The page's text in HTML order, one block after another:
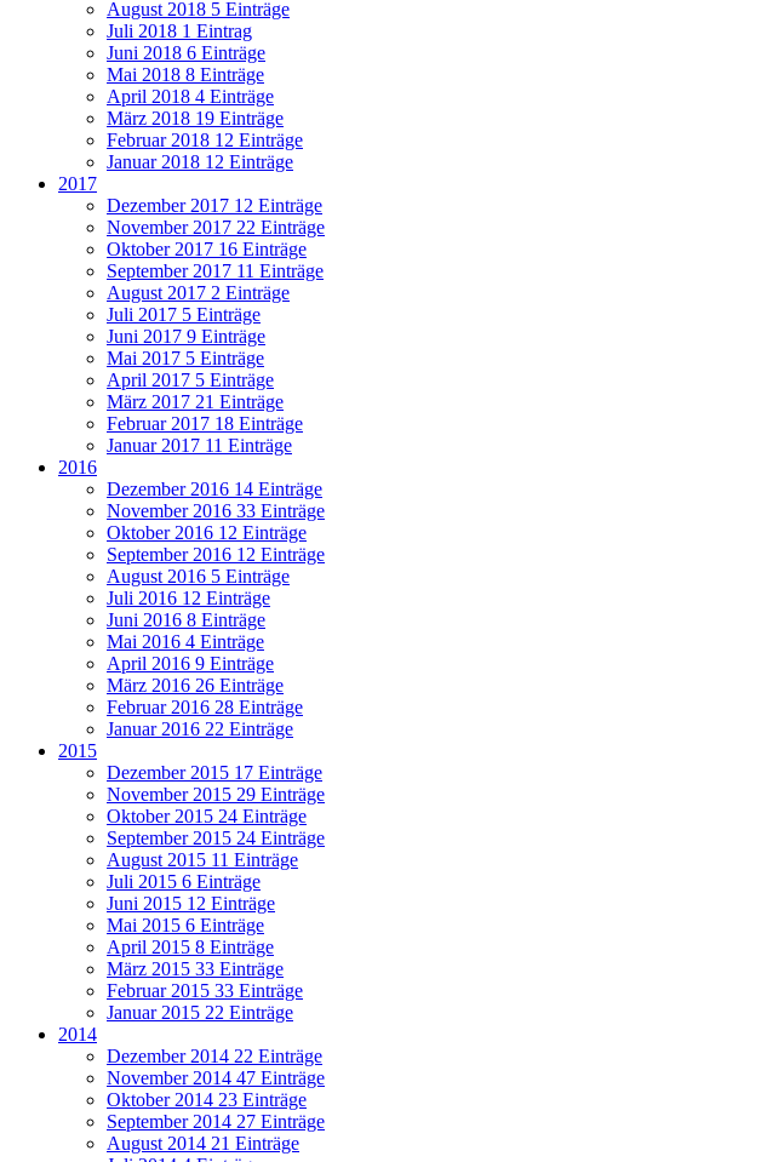
August 2018 5 Einträge
Juli 2018 1 Eintrag
Juni 2018 6 Einträge
Mai 2018 8 Einträge
April 2018 4 Einträge
März 2018 19 Einträge
Februar 2018 12 Einträge
Januar 2018 12 Einträge
2017
Dezember 2017 12 Einträge
November 2017 22 Einträge
Oktober 2017 16 Einträge
September 2017 11 Einträge
August 2017 2 Einträge
Juli 2017 5 Einträge
Juni 2017 9 Einträge
Mai 2017 5 Einträge
April 2017 5 Einträge
März 2017 21 Einträge
Februar 2017 18 Einträge
Januar 2017 11 Einträge
2016
Dezember 2016 14 Einträge
November 2016 33 Einträge
Oktober 2016 12 Einträge
September 2016 12 Einträge
August 2016 5 Einträge
Juli 2016 12 Einträge
Juni 2016 8 Einträge
Mai 2016 4 Einträge
April 2016 9 Einträge
März 2016 26 Einträge
Februar 2016 28 Einträge
Januar 2016 22 Einträge
2015
Dezember 2015 17 Einträge
November 2015 29 Einträge
Oktober 2015 24 Einträge
September 2015 24 Einträge
August 2015 11 Einträge
Juli 2015 6 Einträge
Juni 2015 12 Einträge
Mai 2015 6 Einträge
April 2015 8 Einträge
März 2015 33 Einträge
Februar 2015 33 Einträge
Januar 2015 22 Einträge
2014
Dezember 2014 22 Einträge
November 2014 47 Einträge
Oktober 2014 23 Einträge
September 2014 27 Einträge
August 2014 21 Einträge